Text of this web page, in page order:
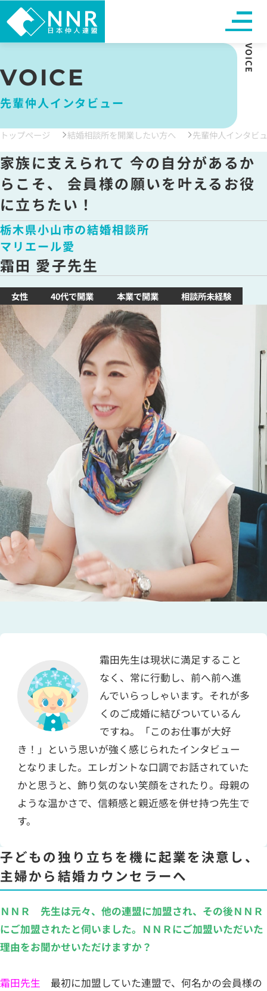
VOICE
先輩仲人インタビュー
VOICE
トップページ 結婚相談所を開業したい方へ 先輩仲人インタビ
家族に支えられて 今の自分があるか
らこそ、 会員様の願いを叶えるお役
に立ちたい！
栃木県小山市の結婚相談所
マリエール愛
霜田 愛子先生
女性 40代で開業 本業で開業 相談所未経験
霜田先生は現状に満足すること
なく、常に行動し、前へ前へ進
んでいらっしゃいます。それが多
くのご成婚に結びついているん
ですね。「このお仕事が大好
き！」という思いが強く感じられたインタビュー
となりました。エレガントな口調でお話されていた
かと思うと、飾り気のない笑顔をされたり。母親の
ような温かさで、信頼感と親近感を併せ持つ先生で
す。
子どもの独り立ちを機に起業を決意し、
主婦から結婚カウンセラーへ
ＮＮＲ 先生は元々、他の連盟に加盟され、その後ＮＮＲ
にご加盟されたと伺いました。ＮＮＲにご加盟いただいた
理由をお聞かせいただけますか？
霜田先生 最初に加盟していた連盟で、何名かの会員様の